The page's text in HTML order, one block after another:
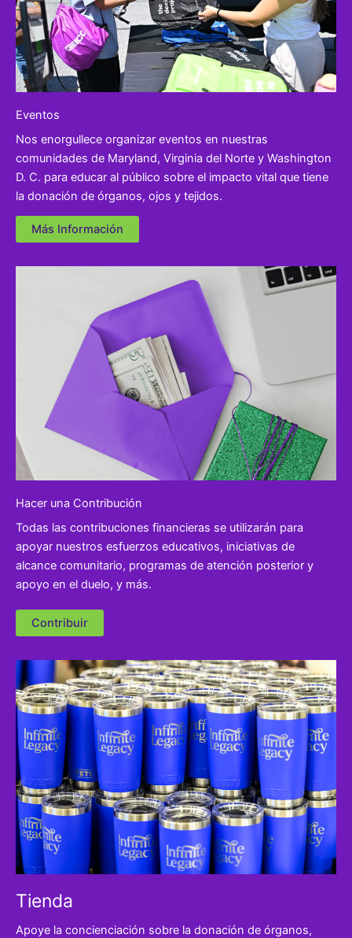
Eventos
Nos enorgullece organizar eventos en nuestras
comunidades de Maryland, Virginia del Norte y Washington
D. C. para educar al público sobre el impacto vital que tiene
la donación de órganos, ojos y tejidos.
Más Información
Hacer una Contribución
Todas las contribuciones financieras se utilizarán para
apoyar nuestros esfuerzos educativos, iniciativas de
alcance comunitario, programas de atención posterior y
apoyo en el duelo, y más.
Contribuir
Tienda
Apoye la concienciación sobre la donación de órganos,